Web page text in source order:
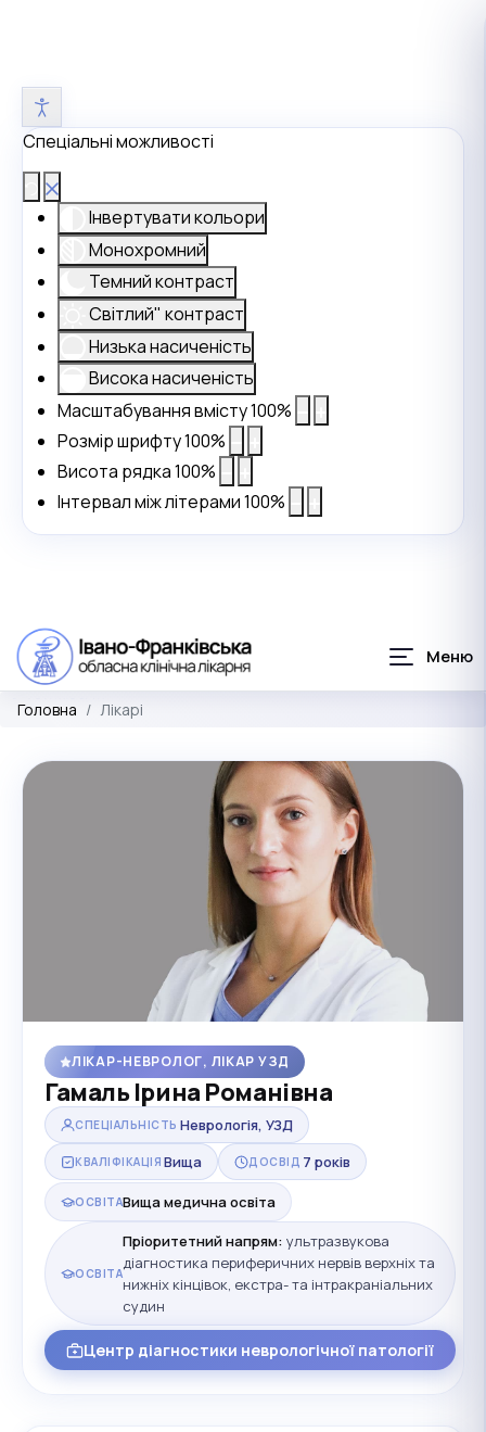
Спеціальні можливості
Інвертувати кольори
Монохромний
Темний контраст
Світлий" контраст
Низька насиченість
Висока насиченість
Масштабування вмісту100%
Розмір шрифту100%
Висота рядка100%
Інтервал між літерами100%
Головна Лікарі
ЛІКАР-НЕВРОЛОГ, ЛІКАР УЗД
Гамаль Ірина Романівна
СПЕЦІАЛЬНІСТЬ Неврологія, УЗД
КВАЛІФІКАЦІЯ Вища ДОСВІД 7 років
ОСВІТАВища медична освіта
ОСВІТА
Пріоритетний напрям: ультразвукова
діагностика периферичних нервів верхніх та
нижніх кінцівок, екстра- та інтракраніальних
судин
Центр діагностики неврологічної патології